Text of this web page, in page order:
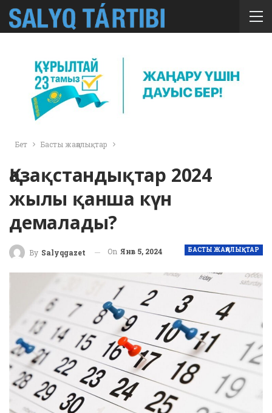
Бет Басты жаңалықтар
Қазақстандықтар 2024
жылы қанша күн
демалады?
БАСТЫ ЖАҢАЛЫҚТАР
By Salyqgazet On Янв 5, 2024